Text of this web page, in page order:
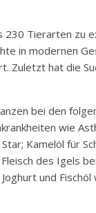
230 Tierarten zu
in modernen
Zuletzt hat die
bei den
wie
Kamelöl für
des Igels
und